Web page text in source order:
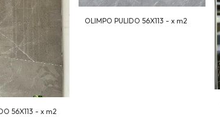
56X113 - x m2
OLIMPO PULIDO 56X113 - x m2